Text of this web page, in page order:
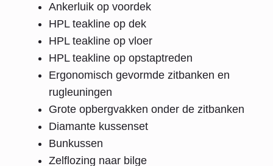
Ankerluik op voordek
HPL teakline op dek
HPL teakline op vloer
HPL teakline op opstaptreden
Ergonomisch gevormde zitbanken en
rugleuningen
Grote opbergvakken onder de zitbanken
Diamante kussenset
Bunkussen
Zelflozing naar bilge